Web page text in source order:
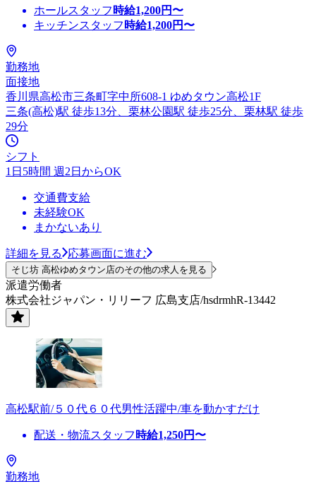
ホールスタッフ 時給1,200円〜
キッチンスタッフ 時給1,200円〜
勤務地
面接地
香川県高松市三条町字中所608-1 ゆめタウン高松1F
三条(高松)駅 徒歩13分、栗林公園駅 徒歩25分、栗林駅 徒歩
29分
シフト
1日5時間 週2日からOK
交通費支給
未経験OK
まかないあり
詳細を見る 応募画面に進む
そじ坊 高松ゆめタウン店のその他の求人を見る
派遣労働者
株式会社ジャパン・リリーフ 広島支店/hsdrmhR-13442
高松駅前/５０代６０代男性活躍中/車を動かすだけ
配送・物流スタッフ 時給1,250円〜
勤務地